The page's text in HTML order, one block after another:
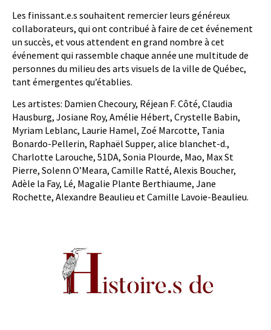
Les finissant.e.s souhaitent remercier leurs généreux
collaborateurs, qui ont contribué à faire de cet événement
un succès, et vous attendent en grand nombre à cet
événement qui rassemble chaque année une multitude de
personnes du milieu des arts visuels de la ville de Québec,
tant émergentes qu’établies.
Les artistes: Damien Checoury, Réjean F. Côté, Claudia
Hausburg, Josiane Roy, Amélie Hébert, Crystelle Babin,
Myriam Leblanc, Laurie Hamel, Zoé Marcotte, Tania
Bonardo-Pellerin, Raphaël Supper, alice blanchet-d.,
Charlotte Larouche, 51DA, Sonia Plourde, Mao, Max St
Pierre, Solenn O’Meara, Camille Ratté, Alexis Boucher,
Adèle la Fay, Lé, Magalie Plante Berthiaume, Jane
Rochette, Alexandre Beaulieu et Camille Lavoie-Beaulieu.